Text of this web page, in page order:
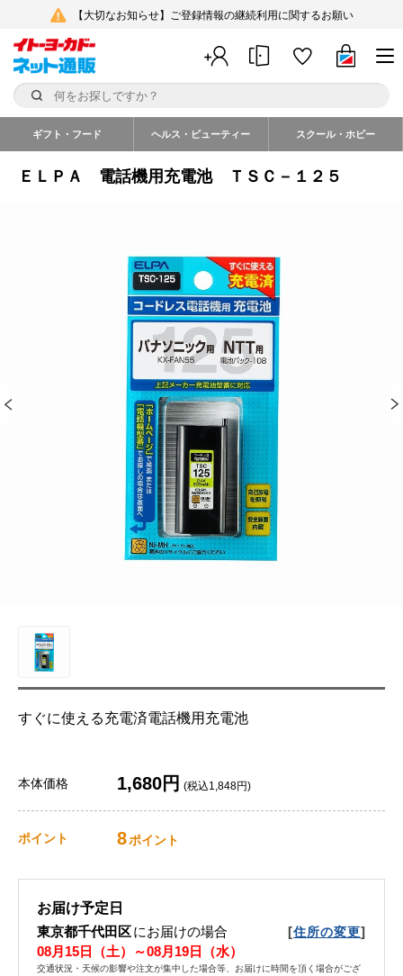
【大切なお知らせ】ご登録情報の継続利用に関するお願い
ギフト・フード ヘルス・ビューティー スクール・ホビー
ＥＬＰＡ 電話機用充電池 ＴＳＣ－１２５
すぐに使える充電済電話機用充電池
本体価格 1,680円 (税込1,848円)
ポイント 8ポイント
お届け予定日
東京都千代田区にお届けの場合 [住所の変更]
08月15日（土）～08月19日（水）
交通状況・天候の影響や注文が集中した場合等、お届けに時間を頂く場合がござ